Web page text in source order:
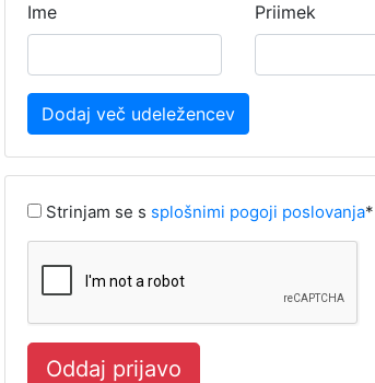
Ime Priimek
Dodaj več udeležencev
Strinjam se s splošnimi pogoji poslovanja*